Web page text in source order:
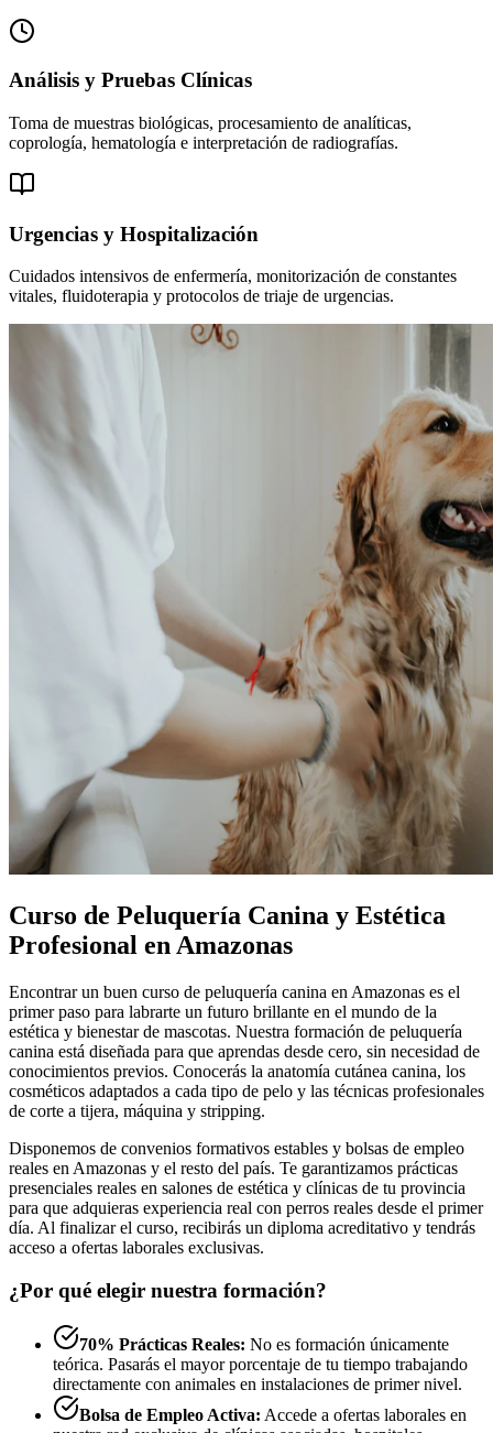
Análisis y Pruebas Clínicas
Toma de muestras biológicas, procesamiento de analíticas,
coprología, hematología e interpretación de radiografías.
Urgencias y Hospitalización
Cuidados intensivos de enfermería, monitorización de constantes
vitales, fluidoterapia y protocolos de triaje de urgencias.
Curso de Peluquería Canina y Estética
Profesional en Amazonas
Encontrar un buen curso de peluquería canina en Amazonas es el
primer paso para labrarte un futuro brillante en el mundo de la
estética y bienestar de mascotas. Nuestra formación de peluquería
canina está diseñada para que aprendas desde cero, sin necesidad de
conocimientos previos. Conocerás la anatomía cutánea canina, los
cosméticos adaptados a cada tipo de pelo y las técnicas profesionales
de corte a tijera, máquina y stripping.
Disponemos de convenios formativos estables y bolsas de empleo
reales en Amazonas y el resto del país. Te garantizamos prácticas
presenciales reales en salones de estética y clínicas de tu provincia
para que adquieras experiencia real con perros reales desde el primer
día. Al finalizar el curso, recibirás un diploma acreditativo y tendrás
acceso a ofertas laborales exclusivas.
¿Por qué elegir nuestra formación?
70% Prácticas Reales: No es formación únicamente
teórica. Pasarás el mayor porcentaje de tu tiempo trabajando
directamente con animales en instalaciones de primer nivel.
Bolsa de Empleo Activa: Accede a ofertas laborales en